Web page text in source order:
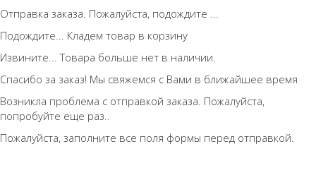
Отправка заказа. Пожалуйста, подождите ...
Подождите... Кладем товар в корзину
Извините... Товара больше нет в наличии.
Спасибо за заказ! Мы свяжемся с Вами в ближайшее время
Возникла проблема с отправкой заказа. Пожалуйста,
попробуйте еще раз..
Пожалуйста, заполните все поля формы перед отправкой.